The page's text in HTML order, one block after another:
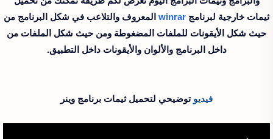
ثيمات خارجية لبرنامج winrar المعروف والتلاعب في شكل البرنامج من
حيث شكل الأيقونات للملفات المضغوطة ومن حيث شكل الملفات من
داخل البرنامج والألوان والأيقونات داخل التطبيق.
فيديو توضيحي لتحميل ثيمات برنامج وينر